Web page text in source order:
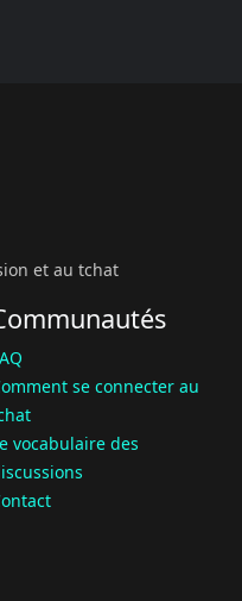
et au tchat
se connecter au
vocabulaire des